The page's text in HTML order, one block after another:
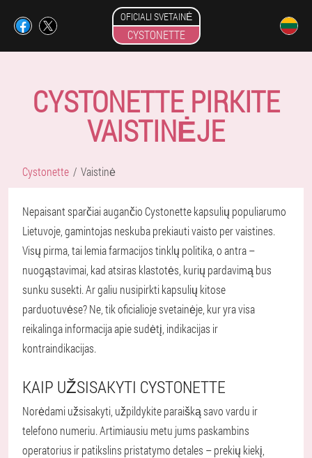
OFICIALI SVETAINĖ
CYSTONETTE
CYSTONETTE PIRKITE
VAISTINĖJE
Cystonette Vaistinė
Nepaisant sparčiai augančio Cystonette kapsulių populiarumo
Lietuvoje, gamintojas neskuba prekiauti vaisto per vaistines.
Visų pirma, tai lemia farmacijos tinklų politika, o antra –
nuogąstavimai, kad atsiras klastotės, kurių pardavimą bus
sunku susekti. Ar galiu nusipirkti kapsulių kitose
parduotuvėse? Ne, tik oficialioje svetainėje, kur yra visa
reikalinga informacija apie sudėtį, indikacijas ir
kontraindikacijas.
KAIP UŽSISAKYTI CYSTONETTE
Norėdami užsisakyti, užpildykite paraišką savo vardu ir
telefono numeriu. Artimiausiu metu jums paskambins
operatorius ir patikslins pristatymo detales – prekių kiekį,